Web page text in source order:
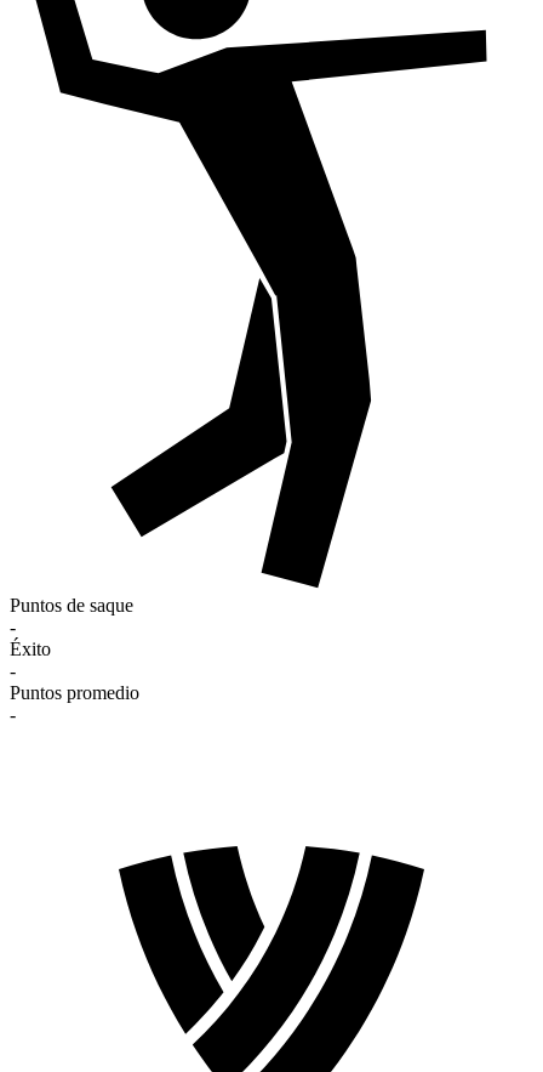
Puntos de saque
-
Éxito
-
Puntos promedio
-